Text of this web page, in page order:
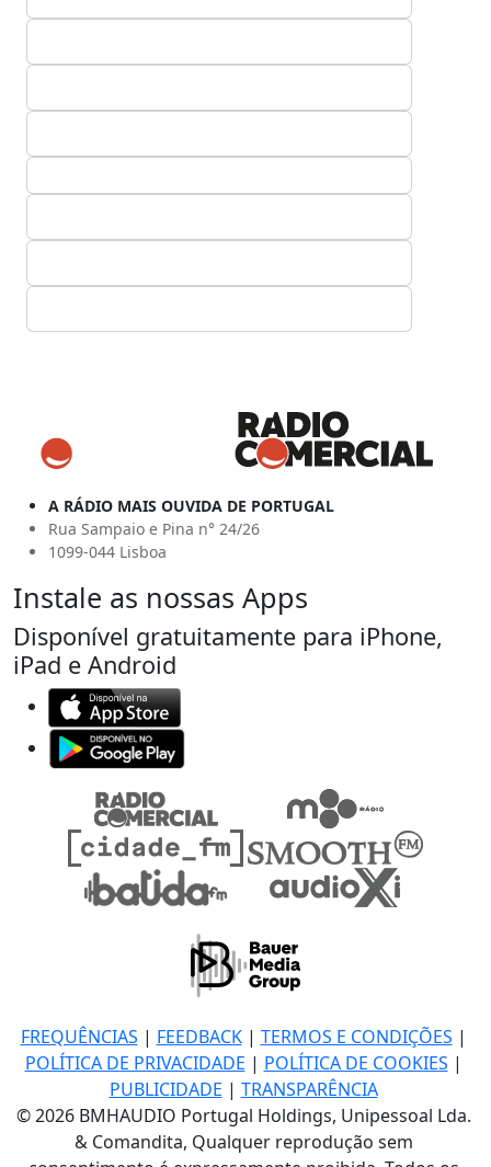
A RÁDIO MAIS OUVIDA DE PORTUGAL
Rua Sampaio e Pina n° 24/26
1099-044 Lisboa
Instale as nossas Apps
Disponível gratuitamente para iPhone,
iPad e Android
FREQUÊNCIAS | FEEDBACK| TERMOS E CONDIÇÕES |
POLÍTICA DE PRIVACIDADE | POLÍTICA DE COOKIES |
PUBLICIDADE | TRANSPARÊNCIA
© 2026 BMHAUDIO Portugal Holdings, Unipessoal Lda.
& Comandita, Qualquer reprodução sem